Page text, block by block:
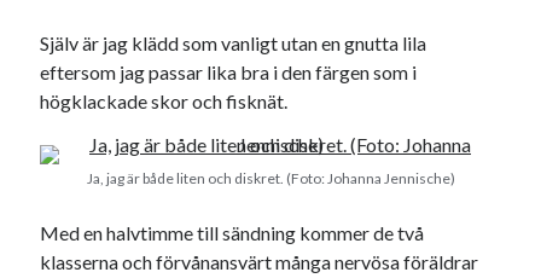
Dessa har något gemensamt
Fantastiskt välformulerad moderecensent
En amerikansk språkpolis
Själv är jag klädd som vanligt utan en gnutta lila
eftersom jag passar lika bra i den färgen som i
högklackade skor och fisknät.
Ja, jag är både liten och diskret. (Foto: Johanna Jennische)
Med en halvtimme till sändning kommer de två
klasserna och förvånansvärt många nervösa föräldrar